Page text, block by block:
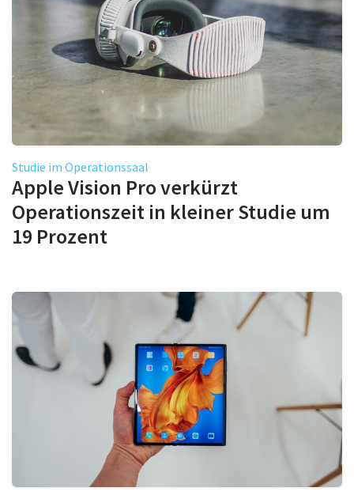
Studie im Operationssaal
Apple Vision Pro verkürzt
Operationszeit in kleiner Studie um
19 Prozent